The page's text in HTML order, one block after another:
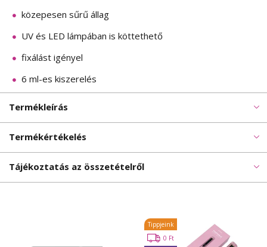
közepesen sűrű állag
UV és LED lámpában is köttethető
fixálást igényel
6 ml-es kiszerelés
Termékleírás
Termékértékelés
Tájékoztatás az összetételről
Tippjeink
0 Ft